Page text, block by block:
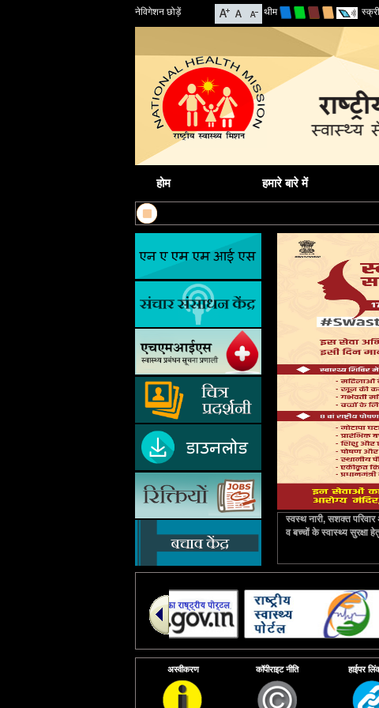
नेविगेशन छोड़ें थीम
होम हमारे बारे में
स्वस्थ नारी, सशक्त
व बच्चों के स्वास्थ्य
अस्वीकरण कॉपीराइट नीति हाईपर